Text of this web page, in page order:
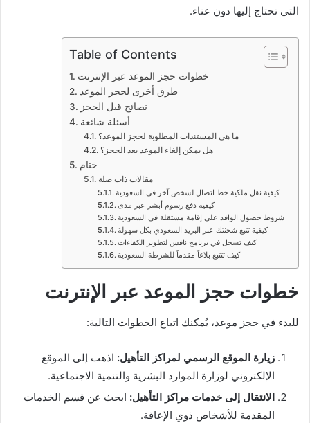
التي تحتاج إليها دون عناء.
Table of Contents
خطوات حجز الموعد عبر الإنترنت
طرق أخرى لحجز الموعد
نصائح قبل الحجز
أسئلة شائعة
ما هي المستندات المطلوبة لحجز الموعد؟
هل يمكن إلغاء الموعد بعد الحجز؟
ختام
مقالات ذات صلة
كيفية نقل ملكية خط اتصال لشخص آخر في السعودية
كيفية دفع رسوم أبشر عبر مدى
شروط حصول الوافد على إقامة مستقلة في السعودية
كيفية تتبع شحنتك عبر البريد السعودي بكل سهولة
كيف تسجل في برنامج نافس لتطوير الكفاءات
كيف تتتبع بلاغاً مقدماً للشرطة السعودية
خطوات حجز الموعد عبر الإنترنت
للبدء في حجز موعد، يُمكنك اتباع الخطوات التالية:
زيارة الموقع الرسمي لمراكز التأهيل: اذهب إلى الموقع
الإلكتروني لوزارة الموارد البشرية والتنمية الاجتماعية.
الانتقال إلى خدمات مراكز التأهيل: ابحث عن قسم الخدمات
المقدمة للأشخاص ذوي الإعاقة.